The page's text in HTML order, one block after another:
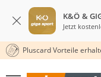
K&Ö &
Jetzt
30
Pluscard Vorteile